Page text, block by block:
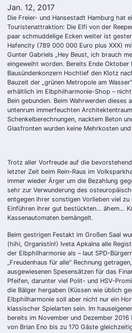
Jan. 12, 2017
Die Freier- und Hansestadt Hamburg hat
Touristenattraktion: Die Elfi von der
paar schmuddelige Ecken weiter ist
Hafencity (789 000 000 Euro plus XXX)
Gunter Gabriels „Hey Beust, ich brauch
eingeweiht worden. Bereits Ende
Bausündenkonzern Hochtief den Klotz
Bauzeit der „grünen Metropole am
erhältlich im Elbphilharmonie-Shop –
Bein gebunden. Beim Wahrwerden dieses
untenrum immerfeuchten
Schenkelberechnungen, nacktem Beton
Glasfronten wurden keine Mehrkosten
Trotz aller Vorfreude auf die
letzter Zeit beim Rein-Raus im
immer wieder Ärger um die Bezahlung
sehr zur Verwunderung des
entgegen ihrer sonstigen Vorlieben viel zu
Einführen ihrer gut bestückten… ähem…
Kassenautomaten bemängelt.
Beim gestrigen Festakt im Großen Saal
(hihi, Organistin!) Iveta Apkalna alle
der Elbphilharmonie als – laut SPD-
„Freudenhaus für alle“ Rechnung
ausgewiesenen Spesensätzen für das
Pfeifen, darunter viel Polit- und HSV-
die Bälger hergaben (Küssen wie üblich
Elbphilharmonie soll aber nicht nur ein
klassischer Spielarten sein. Im
bereits im November und Dezember 2016
von Brian Eno bis zu 170 Gäste